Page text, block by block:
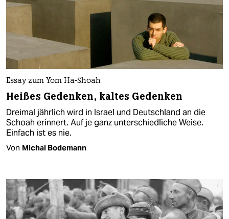
Essay zum Yom Ha-Shoah
Heißes Gedenken, kaltes Gedenken
Dreimal jährlich wird in Israel und Deutschland an die
Schoah erinnert. Auf je ganz unterschiedliche Weise.
Einfach ist es nie.
Von Michal Bodemann